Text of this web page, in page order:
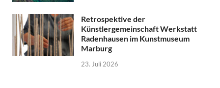
Retrospektive der
Künstlergemeinschaft Werkstatt
Radenhausen im Kunstmuseum
Marburg
23. Juli 2026